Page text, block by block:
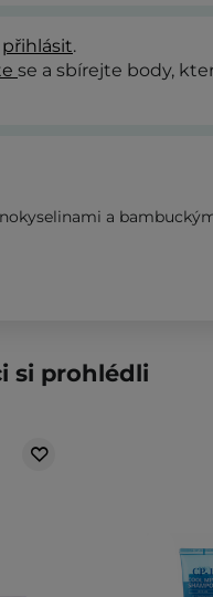
přihlásit.
se a sbírejte body,
a
si prohlédli